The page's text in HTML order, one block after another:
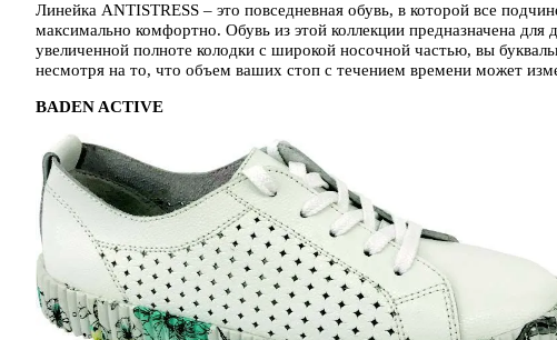
Линейка ANTISTRESS – это повседневная обувь, в которой все
максимально комфортно. Обувь из этой коллекции предназначена для
увеличенной полноте колодки с широкой носочной частью, вы
несмотря на то, что объем ваших стоп с течением времени может
BADEN ACTIVE